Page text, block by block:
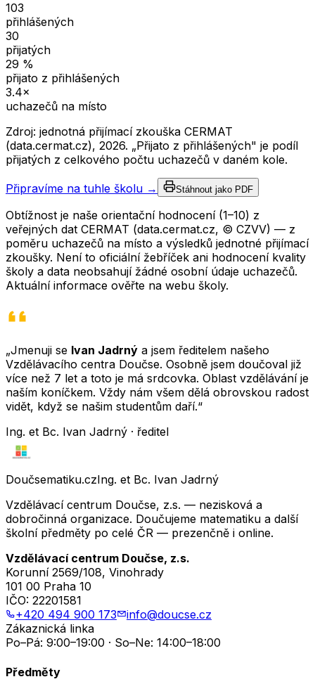
103
přihlášených
30
přijatých
29 %
přijato z přihlášených
3.4×
uchazečů na místo
Zdroj: jednotná přijímací zkouška CERMAT
(data.cermat.cz), 2026. „Přijato z přihlášených" je podíl
přijatých z celkového počtu uchazečů v daném kole.
Připravíme na tuhle školu → Stáhnout jako PDF
Obtížnost je naše orientační hodnocení (1–10) z
veřejných dat CERMAT (data.cermat.cz, © CZVV) — z
poměru uchazečů na místo a výsledků jednotné přijímací
zkoušky. Není to oficiální žebříček ani hodnocení kvality
školy a data neobsahují žádné osobní údaje uchazečů.
Aktuální informace ověřte na webu školy.
„Jmenuji se Ivan Jadrný a jsem ředitelem našeho
Vzdělávacího centra Doučse. Osobně jsem doučoval již
více než 7 let a toto je má srdcovka. Oblast vzdělávání je
naším koníčkem. Vždy nám všem dělá obrovskou radost
vidět, když se našim studentům daří.“
Ing. et Bc. Ivan Jadrný · ředitel
Doučsematiku.czIng. et Bc. Ivan Jadrný
Vzdělávací centrum Doučse, z.s. — nezisková a
dobročinná organizace. Doučujeme matematiku a další
školní předměty po celé ČR — prezenčně i online.
Vzdělávací centrum Doučse, z.s.
Korunní 2569/108, Vinohrady
101 00 Praha 10
IČO: 22201581
+420 494 900 173
info@doucse.cz
Zákaznická linka
Po–Pá: 9:00–19:00 · So–Ne: 14:00–18:00
Předměty